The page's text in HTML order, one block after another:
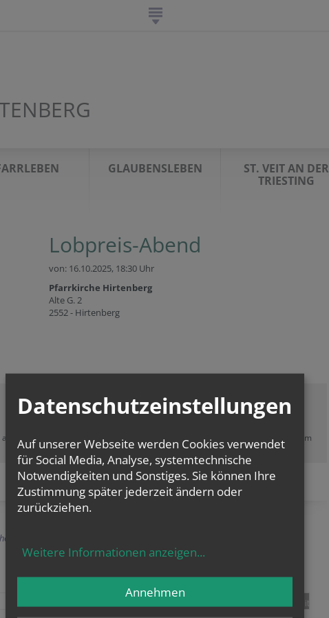
GLAUBENSLEBEN
ST. VEIT AN DER
TRIESTING
Lobpreis-Abend
von: 16.10.2025, 18:30 Uhr
Pfarrkirche Hirtenberg
Alte G. 2
2552 - Hirtenberg
Sie
Cookies von Google Maps und laden Sie die Seite neu
, um
diesen Inhalt sehen zu können.
pin it
Datenschutzeinstellungen
Auf unserer Webseite werden Cookies verwendet
für Social Media, Analyse, systemtechnische
Notwendigkeiten und Sonstiges. Sie können Ihre
Zustimmung später jederzeit ändern oder
zurückziehen.
Weitere Informationen anzeigen...
Annehmen